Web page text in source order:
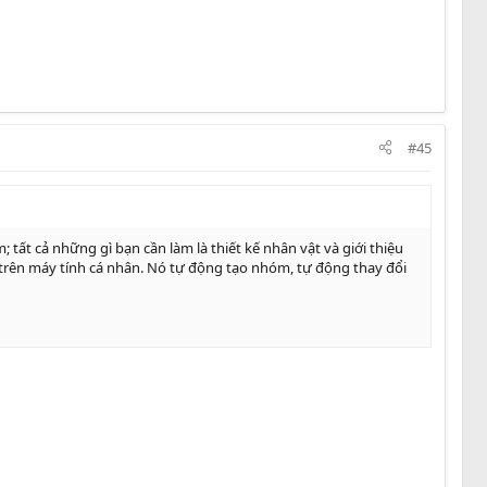
#45
cả những gì bạn cần làm là thiết kế nhân vật và giới thiệu
máy tính cá nhân. Nó tự động tạo nhóm, tự động thay đổi